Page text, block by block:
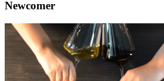
Newcomer